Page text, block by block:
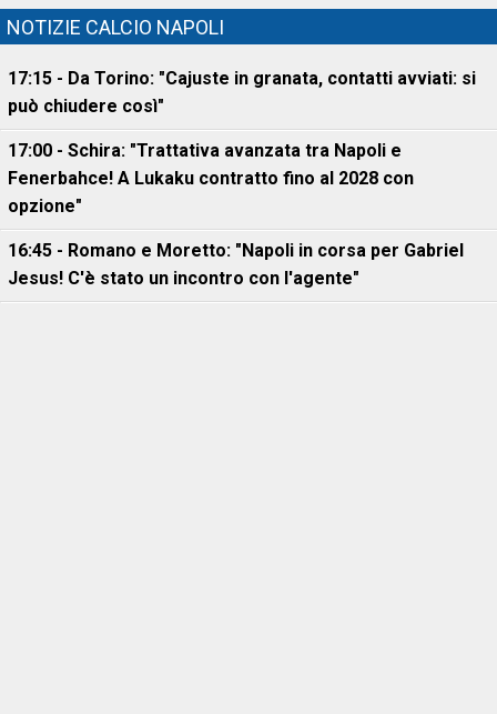
NOTIZIE CALCIO NAPOLI
17:15 - Da Torino: "Cajuste in granata, contatti avviati: si
può chiudere così"
17:00 - Schira: "Trattativa avanzata tra Napoli e
Fenerbahce! A Lukaku contratto fino al 2028 con
opzione"
16:45 - Romano e Moretto: "Napoli in corsa per Gabriel
Jesus! C'è stato un incontro con l'agente"